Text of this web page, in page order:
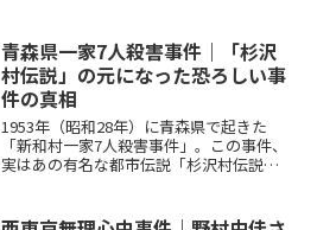
青森県一家7人殺害事件｜「杉沢
村伝説」の元になった恐ろしい事
件の真相
1953年（昭和28年）に青森県で起きた
「新和村一家7人殺害事件」。この事件、
実はあの有名な都市伝説「杉沢村伝説」
と、なぜ犯人が「無罪」になったのか、